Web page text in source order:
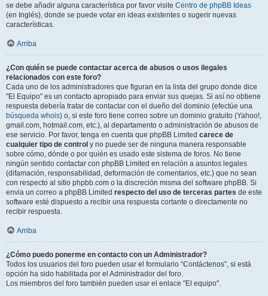
se debe añadir alguna característica por favor visite Centro de phpBB Ideas
(en Inglés), donde se puede votar en ideas existentes o sugerir nuevas
características.
Arriba
¿Con quién se puede contactar acerca de abusos o usos ilegales
relacionados con este foro?
Cada uno de los administradores que figuran en la lista del grupo donde dice
"El Equipo" es un contacto apropiado para enviar sus quejas. Si así no obtiene
respuesta debería tratar de contactar con el dueño del dominio (efectúe una
búsqueda whois) o, si este foro tiene correo sobre un dominio gratuito (Yahoo!,
gmail.com, hotmail.com, etc.), al departamento o administración de abusos de
ese servicio. Por favor, tenga en cuenta que phpBB Limited carece de
cualquier tipo de control y no puede ser de ninguna manera responsable
sobre cómo, dónde o por quién es usado este sistema de foros. No tiene
ningún sentido contactar con phpBB Limited en relación a asuntos legales
(difamación, responsabilidad, deformación de comentarios, etc.) que no sean
con respecto al sitio phpbb.com o la discreción misma del software phpBB. Si
envia un correo a phpBB Limited respecto del uso de terceras partes de este
software esté dispuesto a recibir una respuesta cortante o directamente no
recibir respuesta.
Arriba
¿Cómo puedo ponerme en contacto con un Administrador?
Todos los usuarios del foro pueden usar el formulario “Contáctenos”, si está
opción ha sido habilitada por el Administrador del foro.
Los miembros del foro también pueden usar el enlace "El equipo".